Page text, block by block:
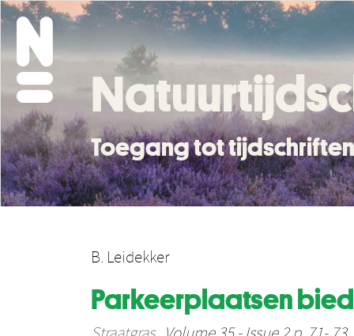
Toegang tot
B. Leidekker
Parkeerplaatsen